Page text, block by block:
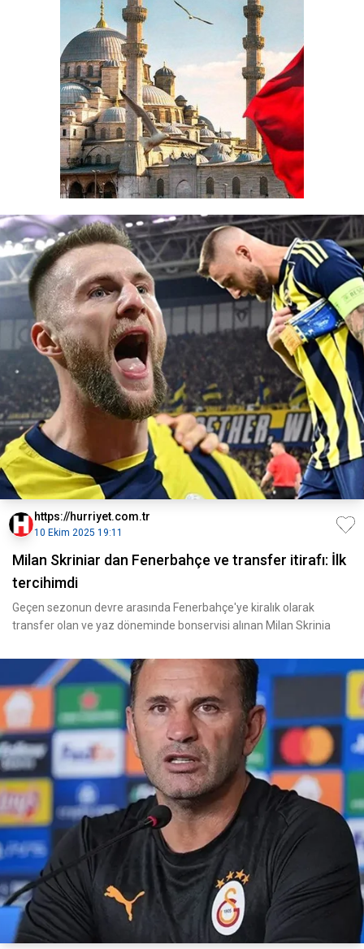
https://hurriyet.com.tr
10 Ekim 2025 19:11
Milan Skriniar dan Fenerbahçe ve transfer itirafı: İlk
tercihimdi
Geçen sezonun devre arasında Fenerbahçe'ye kiralık olarak
transfer olan ve yaz döneminde bonservisi alınan Milan Skrinia